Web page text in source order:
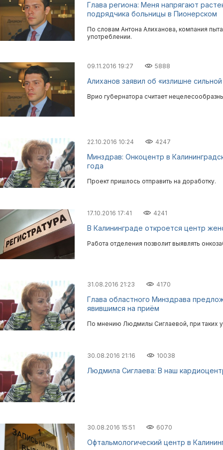
Глава региона: Меня напрягают
подрядчика больницы в Пионерском
По словам Антона Алиханова, компания
употреблении.
09.11.2016 19:27 5888
Алиханов заявил об «излишне
Врио губернатора считает
22.10.2016 10:24 4247
Минздрав: Онкоцентр в
года
Проект пришлось отправить на доработку.
17.10.2016 17:41 4241
В Калининграде откроется центр
Работа отделения позволит выявлять
31.08.2016 21:23 4170
Глава областного Минздрава
явившимся на приём
По мнению Людмилы Сиглаевой, при таких
30.08.2016 21:16 10038
Людмила Сиглаева: В наш
30.08.2016 15:51 6070
Офтальмологический центр в